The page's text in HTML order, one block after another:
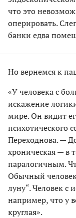
что это
оперировать.
банки едва
Но вернемся к
«У человека с
искажение
мире. Он видит
психотического
Переходнова. —
хроническая — в
паралогичным.
Обычный
луну“. Человек с
например, что у
круглая».